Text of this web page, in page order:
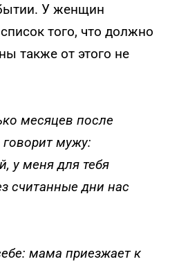
У женщин
того, что должно
также от этого не
месяцев после
мужу:
у меня для тебя
считанные дни нас
мама приезжает к